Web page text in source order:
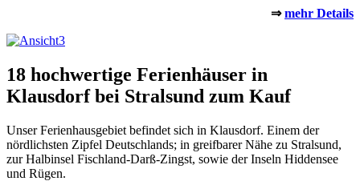
⇒mehr Details
18 hochwertige Ferienhäuser in
Klausdorf bei Stralsund zum Kauf
Unser Ferienhausgebiet befindet sich in Klausdorf. Einem der
nördlichsten Zipfel Deutschlands; in greifbarer Nähe zu Stralsund,
zur Halbinsel Fischland-Darß-Zingst, sowie der Inseln Hiddensee
und Rügen.